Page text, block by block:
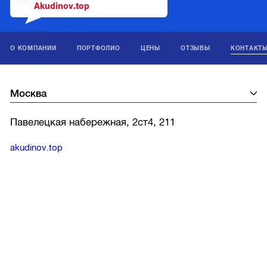
Akudinov.top
О КОМПАНИИ ПОРТФОЛИО ЦЕНЫ ОТЗЫВЫ
Павелецкая набережная, 2ст4, 211
akudinov.top